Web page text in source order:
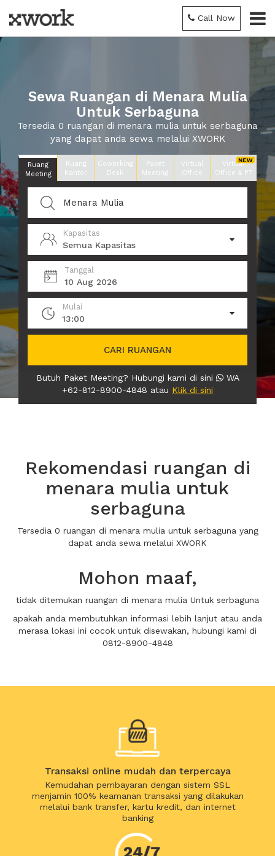
Call Now
Sewa Ruangan di Menara Mulia
Untuk Serbaguna
Tersedia 0 ruangan di menara mulia untuk serbaguna
yang dapat anda sewa melalui XWORK
Ruang
Meeting
Ruang
Kantor
Coworking
Desk
Paket
Meeting
Virtual
Office
Virtual
Office & PT
Kapasitas
Semua Kapasitas
Tanggal
10 Aug 2026
Mulai
13:00
CARI RUANGAN
Butuh Paket Meeting? Hubungi kami di sini
WA
+62-812-8900-4848 atau Klik di sini
Rekomendasi ruangan di
menara mulia untuk
serbaguna
Tersedia 0 ruangan di menara mulia untuk serbaguna yang
dapat anda sewa melalui XWORK
Mohon maaf,
tidak ditemukan ruangan di menara mulia Untuk serbaguna
apakah anda membutuhkan informasi lebih lanjut atau anda
merasa lokasi ini cocok untuk disewakan, hubungi kami di
0812-8900-4848
Transaksi online mudah dan terpercaya
Kemudahan pembayaran dengan sistem SSL
menjamin 100% keamanan transaksi yang dilakukan
melalui bank transfer, kartu kredit, dan internet
banking